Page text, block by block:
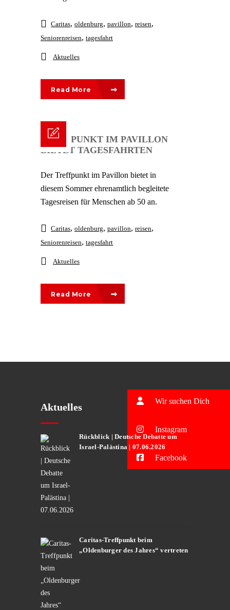
Caritas, oldenburg, pavillon, reisen,
Seniorenreisen, tagesfahrt
Aktuelles
Read More
TREFFPUNKT IM PAVILLON
BIETET TAGESFAHRTEN
Der Treffpunkt im Pavillon bietet in
diesem Sommer ehrenamtlich begleitete
Tagesreisen für Menschen ab 50 an.
Caritas, oldenburg, pavillon, reisen,
Seniorenreisen, tagesfahrt
Aktuelles
Read More
Aktuelles
Rückblick | Deutsche Debatte um
Israel-Palästina | 07.06.2026
Caritas-Treffpunkt beim
„Oldenburger des Jahres“ vertreten
Wir suchen Dich
Instagram
Facebook